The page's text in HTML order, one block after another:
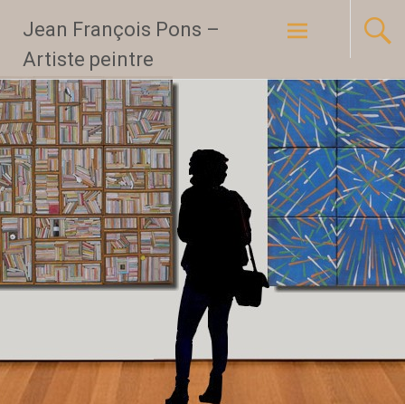
Jean François Pons –
Artiste peintre
Aller
au
principal